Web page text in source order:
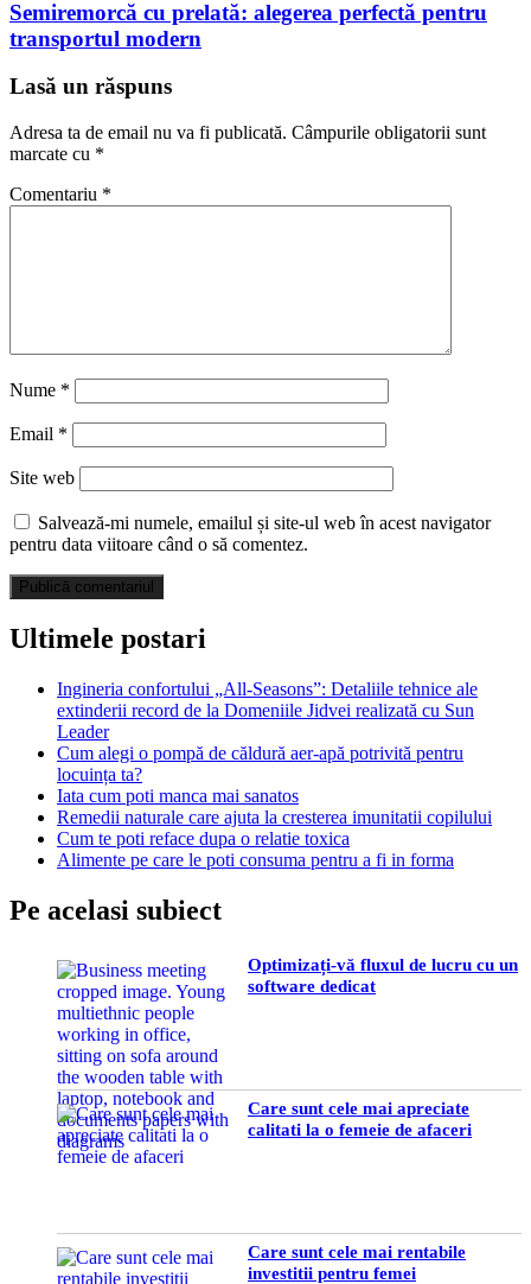
Semiremorcă cu prelată: alegerea perfectă pentru
transportul modern
Lasă un răspuns
Adresa ta de email nu va fi publicată. Câmpurile obligatorii sunt
marcate cu *
Comentariu *
Nume *
Email *
Site web
Salvează-mi numele, emailul și site-ul web în acest navigator
pentru data viitoare când o să comentez.
Ultimele postari
Ingineria confortului „All-Seasons”: Detaliile tehnice ale
extinderii record de la Domeniile Jidvei realizată cu Sun
Leader
Cum alegi o pompă de căldură aer-apă potrivită pentru
locuința ta?
Iata cum poti manca mai sanatos
Remedii naturale care ajuta la cresterea imunitatii copilului
Cum te poti reface dupa o relatie toxica
Alimente pe care le poti consuma pentru a fi in forma
Pe acelasi subiect
Optimizați-vă fluxul de lucru cu un
software dedicat
Care sunt cele mai apreciate
calitati la o femeie de afaceri
Care sunt cele mai rentabile
investitii pentru femei